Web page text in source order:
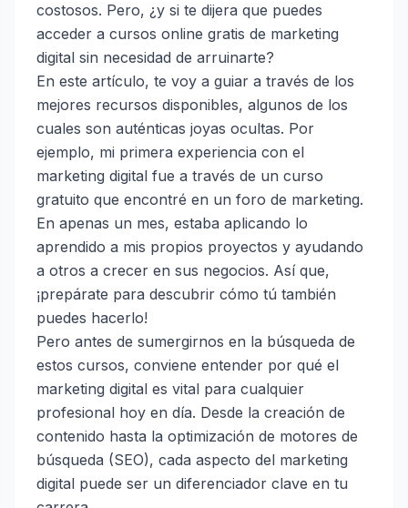
costosos. Pero, ¿y si te dijera que puedes
acceder a cursos online gratis de marketing
digital sin necesidad de arruinarte?
En este artículo, te voy a guiar a través de los
mejores recursos disponibles, algunos de los
cuales son auténticas joyas ocultas. Por
ejemplo, mi primera experiencia con el
marketing digital fue a través de un curso
gratuito que encontré en un foro de marketing.
En apenas un mes, estaba aplicando lo
aprendido a mis propios proyectos y ayudando
a otros a crecer en sus negocios. Así que,
¡prepárate para descubrir cómo tú también
puedes hacerlo!
Pero antes de sumergirnos en la búsqueda de
estos cursos, conviene entender por qué el
marketing digital es vital para cualquier
profesional hoy en día. Desde la creación de
contenido hasta la optimización de motores de
búsqueda (SEO), cada aspecto del marketing
digital puede ser un diferenciador clave en tu